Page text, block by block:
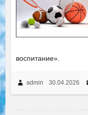
воспитание».
admin 30.04.2026